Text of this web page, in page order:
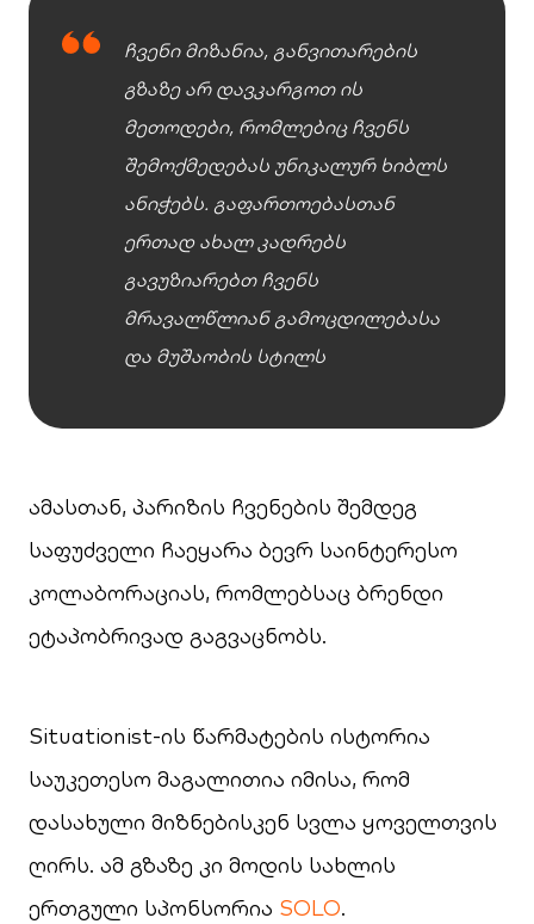
ჩვენი მიზანია, განვითარების
გზაზე არ დავკარგოთ ის
მეთოდები, რომლებიც ჩვენს
შემოქმედებას უნიკალურ ხიბლს
ანიჭებს. გაფართოებასთან
ერთად ახალ კადრებს
გავუზიარებთ ჩვენს
მრავალწლიან გამოცდილებასა
და მუშაობის სტილს
ამასთან, პარიზის ჩვენების შემდეგ
საფუძველი ჩაეყარა ბევრ საინტერესო
კოლაბორაციას, რომლებსაც ბრენდი
ეტაპობრივად გაგვაცნობს.
Situationist-ის წარმატების ისტორია
საუკეთესო მაგალითია იმისა, რომ
დასახული მიზნებისკენ სვლა ყოველთვის
ღირს. ამ გზაზე კი მოდის სახლის
ერთგული სპონსორია SOLO.